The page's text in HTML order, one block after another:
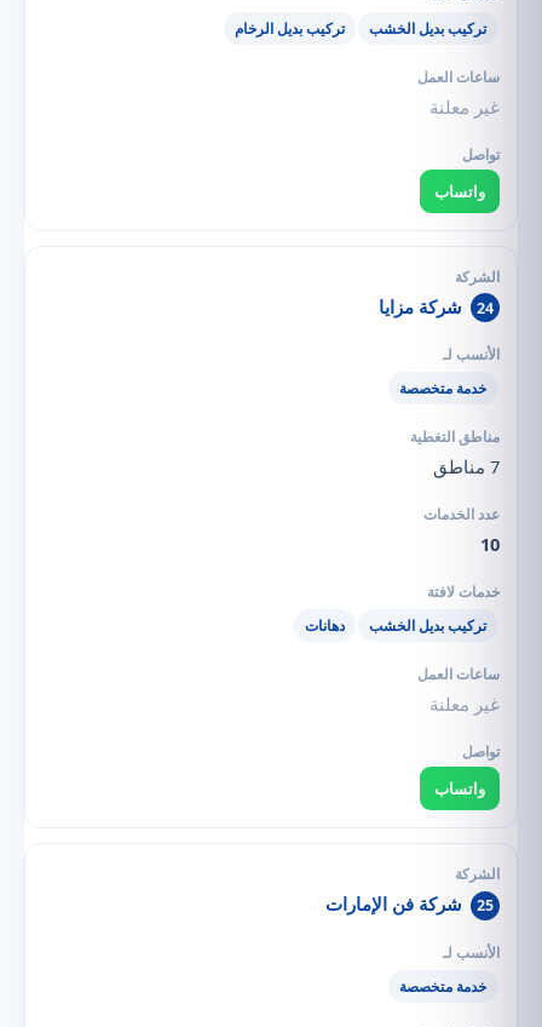
تركيب بديل الخشب تركيب بديل الرخام
غير معلنة
واتساب
24 شركة مزايا
خدمة متخصصة
7 مناطق
10
تركيب بديل الخشب دهانات
غير معلنة
واتساب
25 شركة فن الإمارات
خدمة متخصصة